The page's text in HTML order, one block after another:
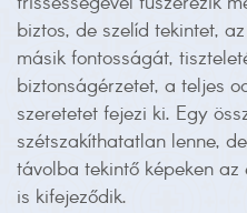
biztos, de szelíd tekintet,
másik fontosságát,
biztonságérzetet, a teljes
szeretetet fejezi ki. Egy
szétszakíthatatlan lenne,
távolba tekintő képeken
is kifejeződik.